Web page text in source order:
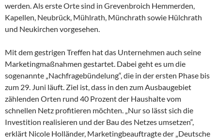
werden. Als erste Orte sind in Grevenbroich Hemmerden,
Kapellen, Neubrück, Mühlrath, Münchrath sowie Hülchrath
und Neukirchen vorgesehen.
Mit dem gestrigen Treffen hat das Unternehmen auch seine
Marketingmaßnahmen gestartet. Dabei geht es um die
sogenannte „Nachfragebündelung“, die in der ersten Phase bis
zum 29. Juni läuft. Ziel ist, dass in den zum Ausbaugebiet
zählenden Orten rund 40 Prozent der Haushalte vom
schnellen Netz profitieren möchten. „Nur so lässt sich die
Investition realisieren und der Bau des Netzes umsetzen“,
erklärt Nicole Holländer, Marketingbeauftragte der „Deutsche